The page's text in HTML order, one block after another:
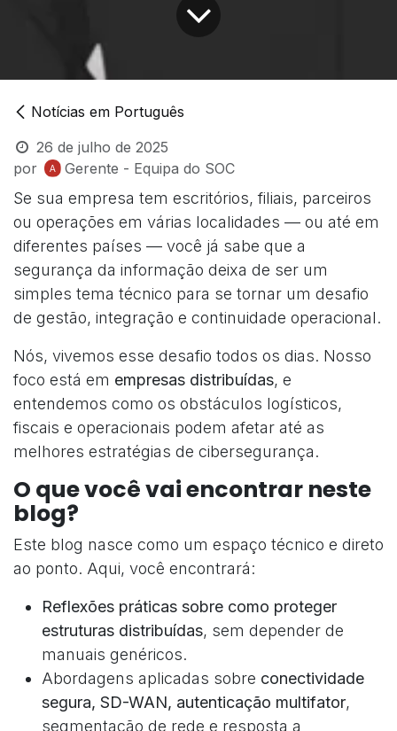
Notícias em Português
26 de julho de 2025
por
Gerente - Equipa do SOC
Se sua empresa tem escritórios, filiais, parceiros
ou operações em várias localidades — ou até em
diferentes países — você já sabe que a
segurança da informação deixa de ser um
simples tema técnico para se tornar um desafio
de gestão, integração e continuidade operacional.
Nós, vivemos esse desafio todos os dias. Nosso
foco está em empresas distribuídas, e
entendemos como os obstáculos logísticos,
fiscais e operacionais podem afetar até as
melhores estratégias de cibersegurança.
O que você vai encontrar neste
blog?
Este blog nasce como um espaço técnico e direto
ao ponto. Aqui, você encontrará:
Reflexões práticas sobre como proteger
estruturas distribuídas, sem depender de
manuais genéricos.
Abordagens aplicadas sobre conectividade
segura, SD-WAN, autenticação multifator,
segmentação de rede e resposta a